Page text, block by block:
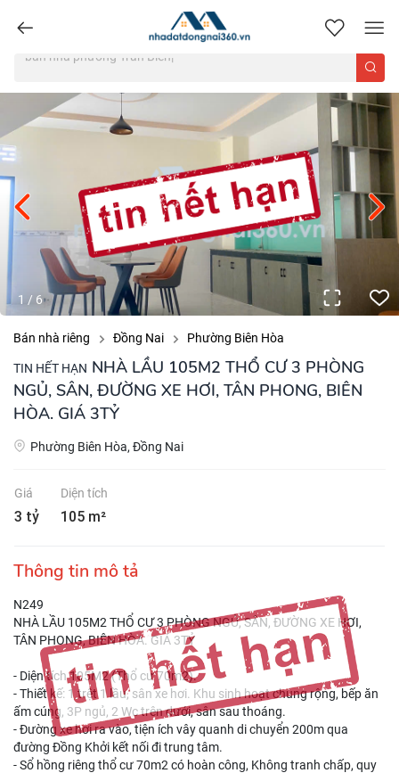
nhadatdongnai360.vn
1 / 6
Bán nhà riêng Đồng Nai Phường Biên Hòa
TIN HẾT HẠN NHÀ LẦU 105M2 THỔ CƯ 3 PHÒNG
NGỦ, SÂN, ĐƯỜNG XE HƠI, TÂN PHONG, BIÊN
HÒA. GIÁ 3TỶ
Phường Biên Hòa, Đồng Nai
Giá
3 tỷ
Diện tích
105 m²
Thông tin mô tả
N249
NHÀ LẦU 105M2 THỔ CƯ 3 PHÒNG NGỦ, SÂN, ĐƯỜNG XE HƠI,
TÂN PHONG, BIÊN HÒA. GIÁ 3TỶ
- Diện tích 105M2 (Thổ cư 70m2).
- Thiết kế: 1 trệt 1 lầu, sân xe hơi. Khu sinh hoạt chung rộng, bếp ăn
ấm cúng, 3P ngủ, 2 Wc trên dưới, sân sau thoáng.
- Đường xe hơi ra vào, tiện ích vây quanh di chuyển 200m qua
đường Đồng Khởi kết nối đi trung tâm.
- Sổ hồng riêng thổ cư 70m2 có hoàn công, Không tranh chấp, quy